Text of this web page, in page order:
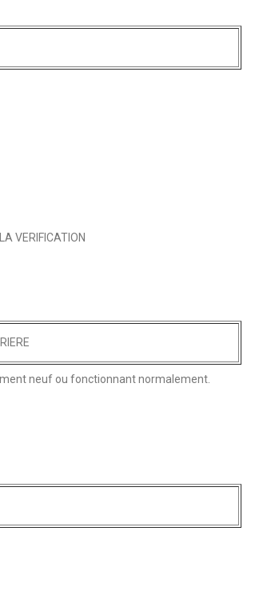
VERIFICATION
neuf ou fonctionnant normalement.